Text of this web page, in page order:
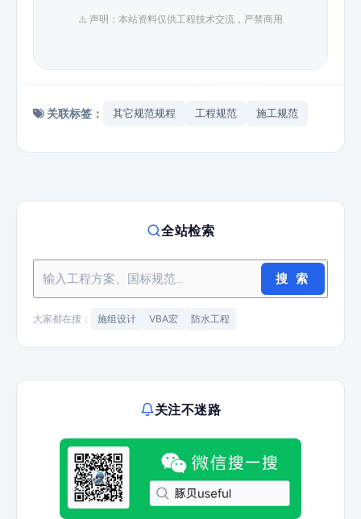
⚠️ 声明：本站资料仅供工程技术交流，严禁商用
关联标签： 其它规范规程 工程规范 施工规范
全站检索
搜 索
大家都在搜： 施组设计 VBA宏 防水工程
关注不迷路